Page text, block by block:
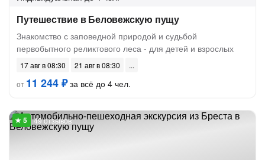
Путешествие в Беловежскую пущу
Знакомство с заповедной природой и судьбой
первобытного реликтового леса - для детей и взрослых
17 авг в 08:30
21 авг в 08:30
от 11 244 ₽за всё до 4 чел.
49 отзывов